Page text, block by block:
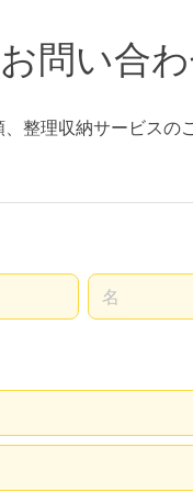
お問い合
整理収納サービス
名前の名